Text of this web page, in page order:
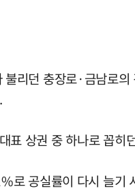
불리던 충장로·금남로
표 상권 중 하나로 꼽
로 공실률이 다시 늘기